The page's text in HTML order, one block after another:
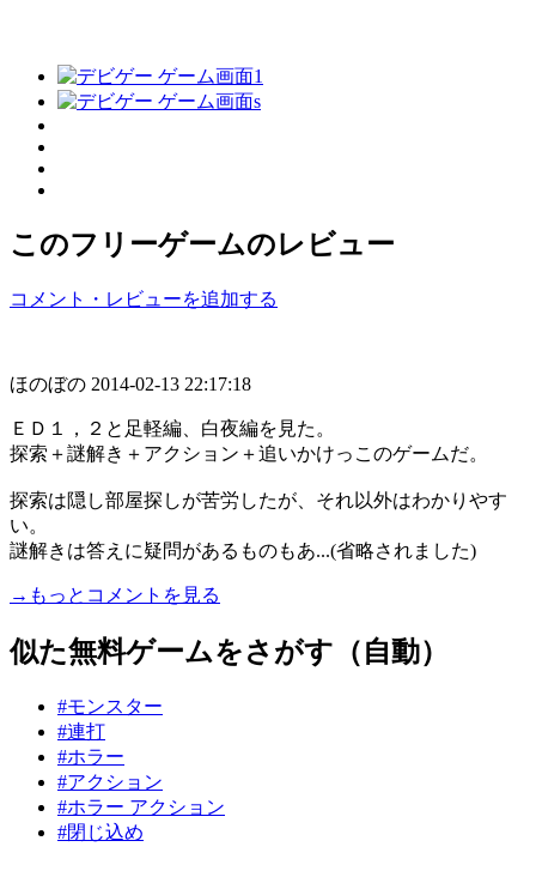
このフリーゲームのレビュー
コメント・レビューを追加する
ほのぼの 2014-02-13 22:17:18
ＥＤ１，２と足軽編、白夜編を見た。
探索＋謎解き＋アクション＋追いかけっこのゲームだ。
探索は隠し部屋探しが苦労したが、それ以外はわかりやす
い。
謎解きは答えに疑問があるものもあ...(省略されました)
→もっとコメントを見る
似た無料ゲームをさがす（自動）
#モンスター
#連打
#ホラー
#アクション
#ホラー アクション
#閉じ込め